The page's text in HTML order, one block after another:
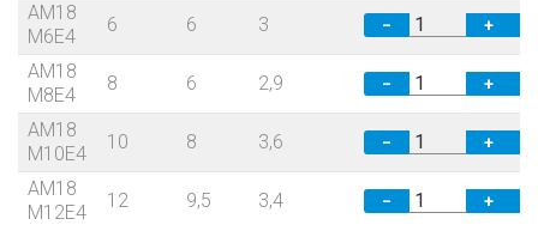
AM18
M6E4
6 6 3 − +
AM18
M8E4
8 6 2,9 − +
AM18
M10E4
10 8 3,6 − +
AM18
M12E4
12 9,5 3,4 − +